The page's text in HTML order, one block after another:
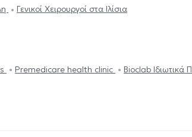
Γενικοί Χειρουργοί στα Ιλίσια
Premedicare health clinic
Bioclab Ιδιωτικά